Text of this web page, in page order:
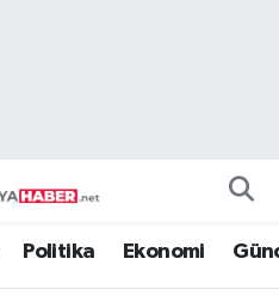
Politika Ekonomi